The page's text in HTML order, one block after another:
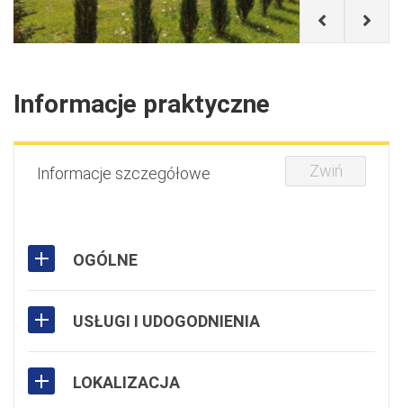
Informacje praktyczne
Informacje szczegółowe Zwiń
OGÓLNE
USŁUGI I UDOGODNIENIA
LOKALIZACJA